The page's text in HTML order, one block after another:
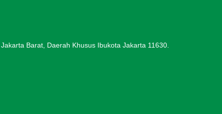
Barat, Daerah Khusus Ibukota Jakarta 11630.